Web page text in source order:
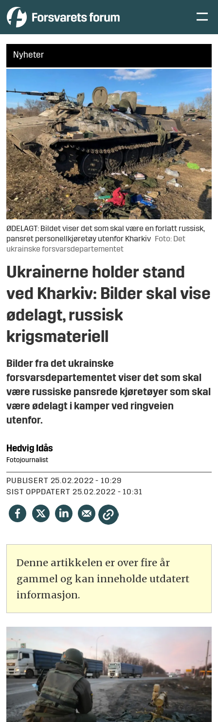
Nyheter
ØDELAGT: Bildet viser det som skal være en forlatt russisk,
pansret personellkjøretøy utenfor Kharkiv
Foto: Det
ukrainske forsvarsdepartementet
Ukrainerne holder stand
ved Kharkiv: Bilder skal vise
ødelagt, russisk
krigsmateriell
Bilder fra det ukrainske
forsvarsdepartementet viser det som skal
være russiske pansrede kjøretøyer som skal
være ødelagt i kamper ved ringveien
utenfor.
Hedvig Idås
Fotojournalist
PUBLISERT
25.02.2022 - 10:29
SIST OPPDATERT
25.02.2022 - 10:31
Denne artikkelen er over fire år
gammel og kan inneholde utdatert
informasjon.